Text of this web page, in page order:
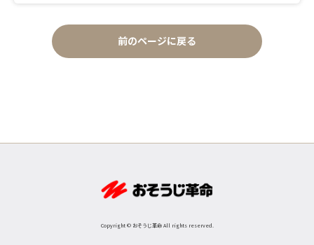
前のページに戻る
Copyright © おそうじ革命 All rights reserved.